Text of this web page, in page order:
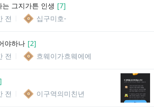
그지가튼 인생 [7]
전 십구미호-
야하나 [2]
전 흐웨이가흐웨에에
]
전 이구역의미친년